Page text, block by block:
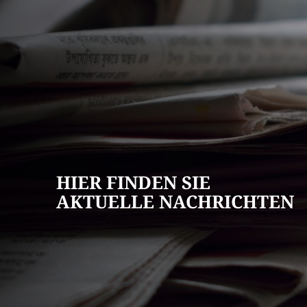
Mängel melden
Wahlen
HIER FINDEN SIE
AKTUELLE NACHRICHTEN